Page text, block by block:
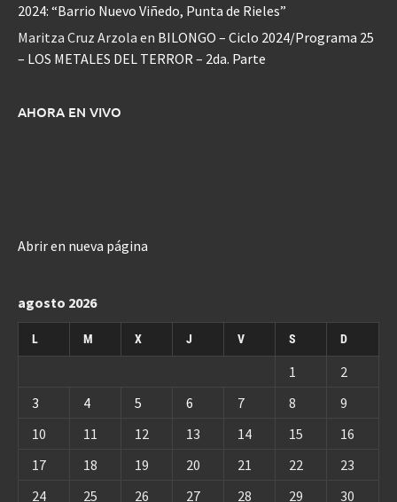
2024: “Barrio Nuevo Viñedo, Punta de Rieles”
Maritza Cruz Arzola en BILONGO – Ciclo 2024/Programa 25
– LOS METALES DEL TERROR – 2da. Parte
AHORA EN VIVO
Abrir en nueva página
agosto 2026
L M X J V S D
1
2
3
4 5 6 7 8
9
10
11 12 13 14 15
16
17
18 19 20 21 22
23
24
25 26 27 28 29 30